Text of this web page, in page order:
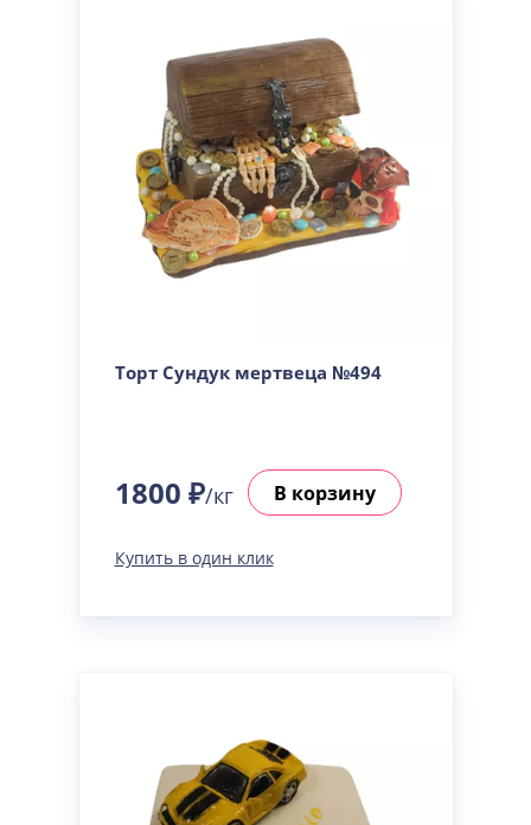
Торт Сундук мертвеца №494
1800 ₽/кг В корзину
Купить в один клик